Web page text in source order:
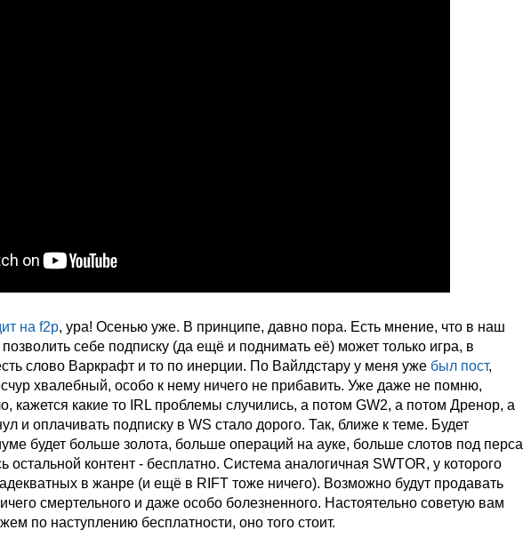
на f2p, ура! Осенью уже. В принципе, давно пора. Есть мнение, что в наш
себе подписку (да ещё и поднимать её) может только игра, в
слово Варкрафт и то по инерции. По Вайлдстару у меня уже был пост,
хвалебный, особо к нему ничего не прибавить. Уже даже не помню,
кажется какие то IRL проблемы случились, а потом GW2, а потом Дренор, а
и оплачивать подписку в WS стало дорого. Так, ближе к теме. Будет
будет больше золота, больше операций на ауке, больше слотов под перса
остальной контент - бесплатно. Система аналогичная SWTOR, у которого
в жанре (и ещё в RIFT тоже ничего). Возможно будут продавать
смертельного и даже особо болезненного. Настоятельно советую вам
по наступлению бесплатности, оно того стоит.